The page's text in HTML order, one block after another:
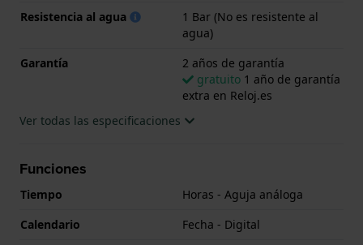
Resistencia al agua
1 Bar (No es resistente al
agua)
Garantía
2 años de garantía
gratuito 1 año de garantía
extra en Reloj.es
Ver todas las especificaciones
Funciones
Tiempo
Horas - Aguja análoga
Calendario
Fecha - Digital